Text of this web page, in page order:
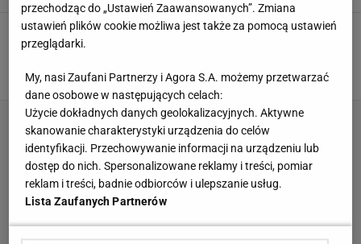
Najlepszy przepis na główne danie komunijne.
DANIA OBIADOWE DANIA Z KURCZAKA KOMUNIA
przechodząc do „Ustawień Zaawansowanych”. Zmiana
ustawień plików cookie możliwa jest także za pomocą ustawień
przeglądarki.
My, nasi Zaufani Partnerzy i Agora S.A. możemy przetwarzać
dane osobowe w następujących celach:
Użycie dokładnych danych geolokalizacyjnych. Aktywne
skanowanie charakterystyki urządzenia do celów
identyfikacji. Przechowywanie informacji na urządzeniu lub
dostęp do nich. Spersonalizowane reklamy i treści, pomiar
reklam i treści, badnie odbiorców i ulepszanie usług.
Lista Zaufanych Partnerów